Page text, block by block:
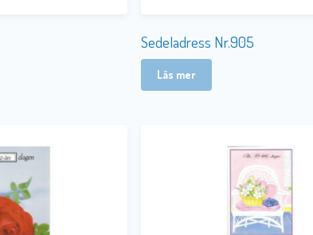
Sedeladress Nr.905
Läs mer